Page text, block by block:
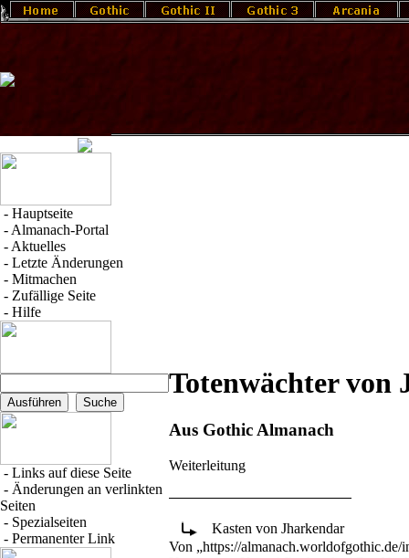
- Hauptseite
- Almanach-Portal
- Aktuelles
- Letzte Änderungen
- Mitmachen
- Zufällige Seite
- Hilfe
- Links auf diese Seite
- Änderungen an verlinkten
Seiten
- Spezialseiten
- Permanenter Link
Totenwächter von
Aus Gothic Almanach
Weiterleitung
Kasten von Jharkendar
Von „https://